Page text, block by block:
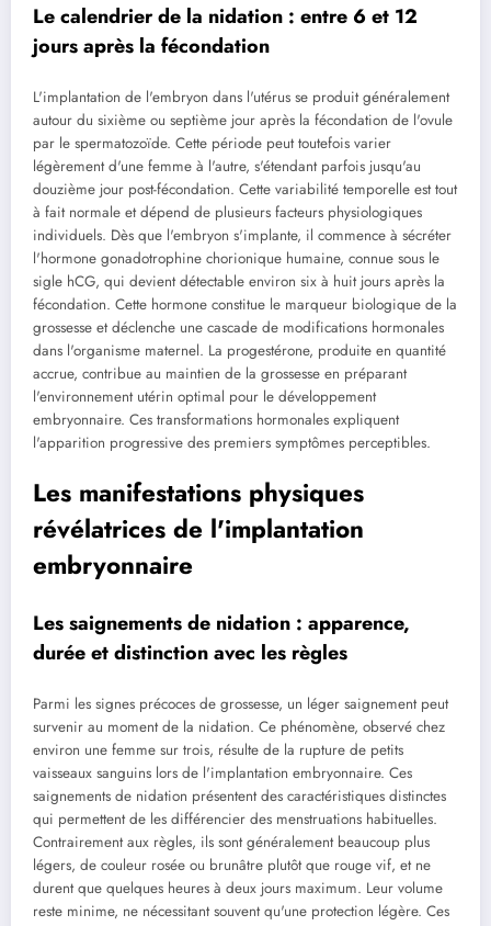
Le calendrier de la nidation : entre 6 et 12
jours après la fécondation
L'implantation de l'embryon dans l'utérus se produit généralement
autour du sixième ou septième jour après la fécondation de l'ovule
par le spermatozoïde. Cette période peut toutefois varier
légèrement d'une femme à l'autre, s'étendant parfois jusqu'au
douzième jour post-fécondation. Cette variabilité temporelle est tout
à fait normale et dépend de plusieurs facteurs physiologiques
individuels. Dès que l'embryon s'implante, il commence à sécréter
l'hormone gonadotrophine chorionique humaine, connue sous le
sigle hCG, qui devient détectable environ six à huit jours après la
fécondation. Cette hormone constitue le marqueur biologique de la
grossesse et déclenche une cascade de modifications hormonales
dans l'organisme maternel. La progestérone, produite en quantité
accrue, contribue au maintien de la grossesse en préparant
l'environnement utérin optimal pour le développement
embryonnaire. Ces transformations hormonales expliquent
l'apparition progressive des premiers symptômes perceptibles.
Les manifestations physiques
révélatrices de l'implantation
embryonnaire
Les saignements de nidation : apparence,
durée et distinction avec les règles
Parmi les signes précoces de grossesse, un léger saignement peut
survenir au moment de la nidation. Ce phénomène, observé chez
environ une femme sur trois, résulte de la rupture de petits
vaisseaux sanguins lors de l'implantation embryonnaire. Ces
saignements de nidation présentent des caractéristiques distinctes
qui permettent de les différencier des menstruations habituelles.
Contrairement aux règles, ils sont généralement beaucoup plus
légers, de couleur rosée ou brunâtre plutôt que rouge vif, et ne
durent que quelques heures à deux jours maximum. Leur volume
reste minime, ne nécessitant souvent qu'une protection légère. Ces